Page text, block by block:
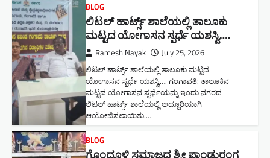
BLOG
ಲಿಟಲ್ ಹಾರ್ಟ್ಸ್ ಶಾಲೆಯಲ್ಲಿ ತಾಲೂಕು
ಮಟ್ಟದ ಯೋಗಾಸನ ಸ್ಪರ್ಧೆ ಯಶಸ್ವಿ….
Ramesh Nayak July 25, 2026
ಲಿಟಲ್ ಹಾರ್ಟ್ಸ್ ಶಾಲೆಯಲ್ಲಿ ತಾಲೂಕು ಮಟ್ಟದ
ಯೋಗಾಸನ ಸ್ಪರ್ಧೆ ಯಶಸ್ವಿ…. ಗಂಗಾವತಿ: ತಾಲೂಕಿನ
ಮಟ್ಟದ ಯೋಗಾಸನ ಸ್ಪರ್ಧೆಯನ್ನು ಇಂದು ನಗರದ
ಲಿಟಲ್ ಹಾರ್ಟ್ಸ್ ಶಾಲೆಯಲ್ಲಿ ಅದ್ದೂರಿಯಾಗಿ
ಆಯೋಜಿಸಲಾಯಿತು.…
BLOG
ಗೊಂದೂಳಿ ಸಮಾಜದ ಶ್ರೀ ಪಾಂಡುರಂಗ